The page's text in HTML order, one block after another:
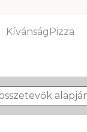
KívánságPizza